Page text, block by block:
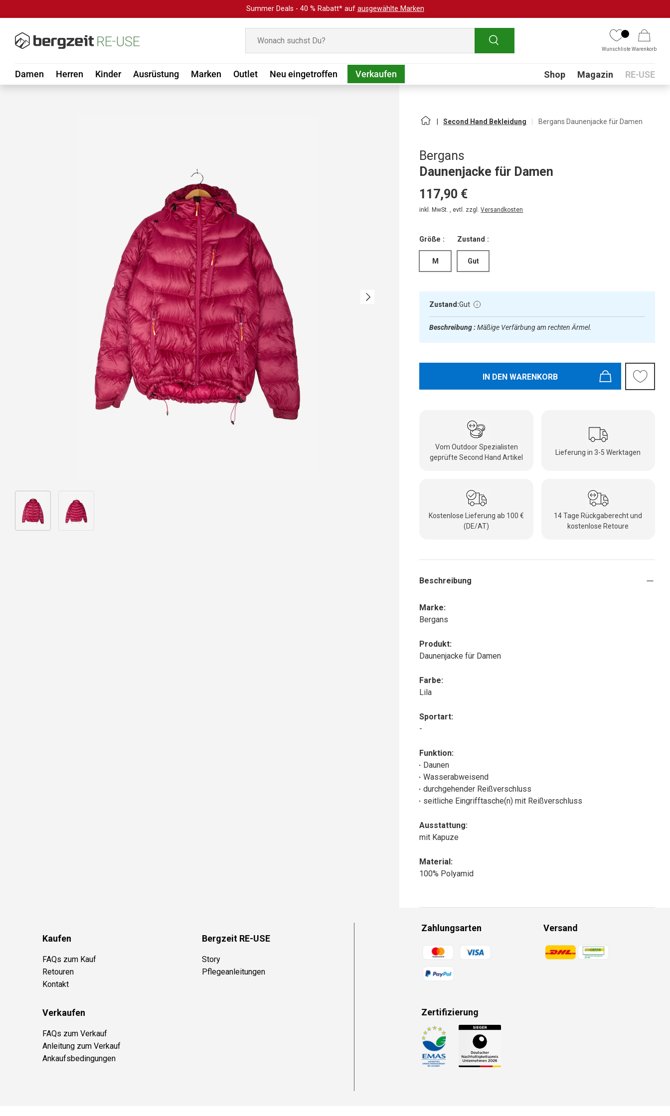
Summer Deals - 40 % Rabatt* auf ausgewählte Marken
Suchen
WunschlisteWarenkorb
Damen Herren Kinder Ausrüstung Marken Outlet Neu eingetroffen Verkaufen Submenu
Shop Magazin RE-USE
Nächste
Bild 1 in Galerieansicht laden
Second Hand Bekleidung Bergans Daunenjacke für Damen
Bergans
Daunenjacke für Damen
117,90 €
inkl. MwSt. , evtl. zzgl.Versandkosten
Größe :
M
Zustand :
Gut
Zustand:Gut
Beschreibung :Mäßige Verfärbung am rechten Ärmel.
IN DEN WARENKORB
Vom Outdoor Spezialisten
geprüfte Second Hand Artikel
Lieferung in 3-5 Werktagen
Kostenlose Lieferung ab 100 €
(DE/AT)
14 Tage Rückgaberecht und
kostenlose Retoure
Beschreibung
Marke:
Bergans
Produkt:
Daunenjacke für Damen
Farbe:
Lila
Sportart:
-
Funktion:
Daunen
Wasserabweisend
durchgehender Reißverschluss
seitliche Eingrifftasche(n) mit Reißverschluss
Ausstattung:
mit Kapuze
Material:
100% Polyamid
Kaufen
FAQs zum Kauf
Retouren
Kontakt
Bergzeit RE-USE
Story
Pflegeanleitungen
Verkaufen
FAQs zum Verkauf
Anleitung zum Verkauf
Ankaufsbedingungen
Zahlungsarten
Zahlungsmethoden
Versand
Zahlungsmethoden
Zertifizierung
Zahlungsmethoden